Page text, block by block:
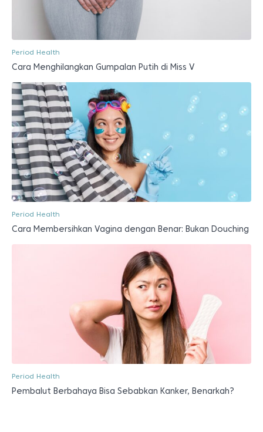
Period Health
Cara Menghilangkan Gumpalan Putih di Miss V
Period Health
Cara Membersihkan Vagina dengan Benar: Bukan Douching
Period Health
Pembalut Berbahaya Bisa Sebabkan Kanker, Benarkah?